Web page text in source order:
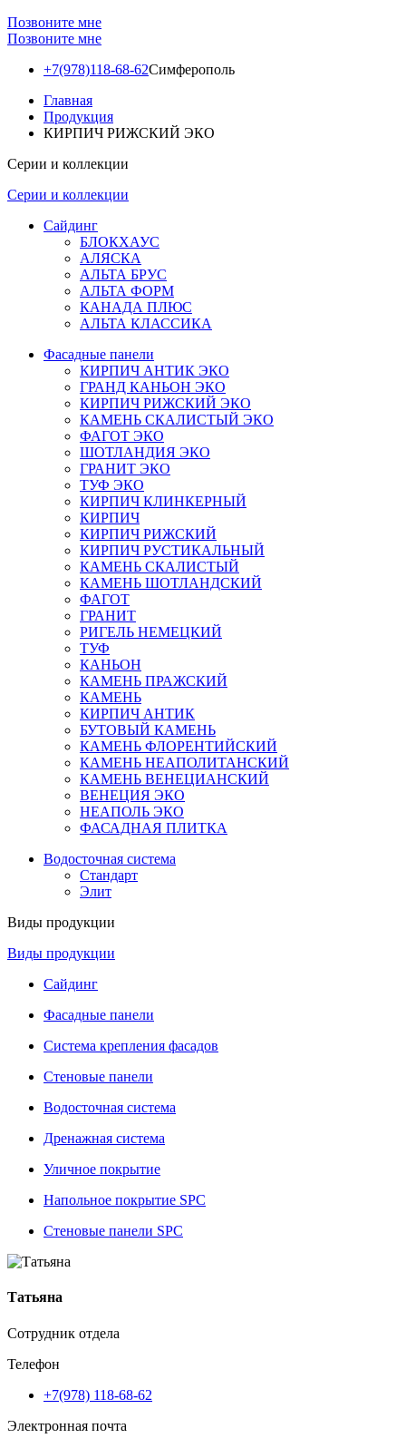
Позвоните мне
Позвоните мне
+7(978)118-68-62Симферополь
Главная
Продукция
КИРПИЧ РИЖСКИЙ ЭКО
Серии и коллекции
Серии и коллекции
Сайдинг
БЛОКХАУС
АЛЯСКА
АЛЬТА БРУС
АЛЬТА ФОРМ
КАНАДА ПЛЮС
АЛЬТА КЛАССИКА
Фасадные панели
КИРПИЧ АНТИК ЭКО
ГРАНД КАНЬОН ЭКО
КИРПИЧ РИЖСКИЙ ЭКО
КАМЕНЬ СКАЛИСТЫЙ ЭКО
ФАГОТ ЭКО
ШОТЛАНДИЯ ЭКО
ГРАНИТ ЭКО
ТУФ ЭКО
КИРПИЧ КЛИНКЕРНЫЙ
КИРПИЧ
КИРПИЧ РИЖСКИЙ
КИРПИЧ РУСТИКАЛЬНЫЙ
КАМЕНЬ СКАЛИСТЫЙ
КАМЕНЬ ШОТЛАНДСКИЙ
ФАГОТ
ГРАНИТ
РИГЕЛЬ НЕМЕЦКИЙ
ТУФ
КАНЬОН
КАМЕНЬ ПРАЖСКИЙ
КАМЕНЬ
КИРПИЧ АНТИК
БУТОВЫЙ КАМЕНЬ
КАМЕНЬ ФЛОРЕНТИЙСКИЙ
КАМЕНЬ НЕАПОЛИТАНСКИЙ
КАМЕНЬ ВЕНЕЦИАНСКИЙ
ВЕНЕЦИЯ ЭКО
НЕАПОЛЬ ЭКО
ФАСАДНАЯ ПЛИТКА
Водосточная система
Стандарт
Элит
Виды продукции
Виды продукции
Сайдинг
Фасадные панели
Система крепления фасадов
Стеновые панели
Водосточная система
Дренажная система
Уличное покрытие
Напольное покрытие SPC
Стеновые панели SPC
Татьяна
Сотрудник отдела
Телефон
+7(978) 118-68-62
Электронная почта